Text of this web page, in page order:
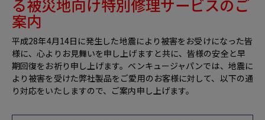
る被災地向け特別修理サービスのご
案内
平成28年4月14日に発生した地震により被害をお受けになった皆
様に、心よりお見舞いを申し上げますと共に、皆様の安全と早
期回復をお祈り申し上げます。ベンキュージャパンでは、地震に
より被害を受けた弊社製品をご愛用のお客様に対して、以下の通
り対応をいたしますので、ご案内申し上げます。